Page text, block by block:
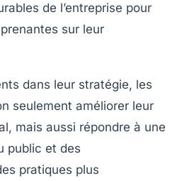
de l’entreprise pour
sur leur
dans leur stratégie, les
seulement améliorer leur
mais aussi répondre à une
public et des
pratiques plus